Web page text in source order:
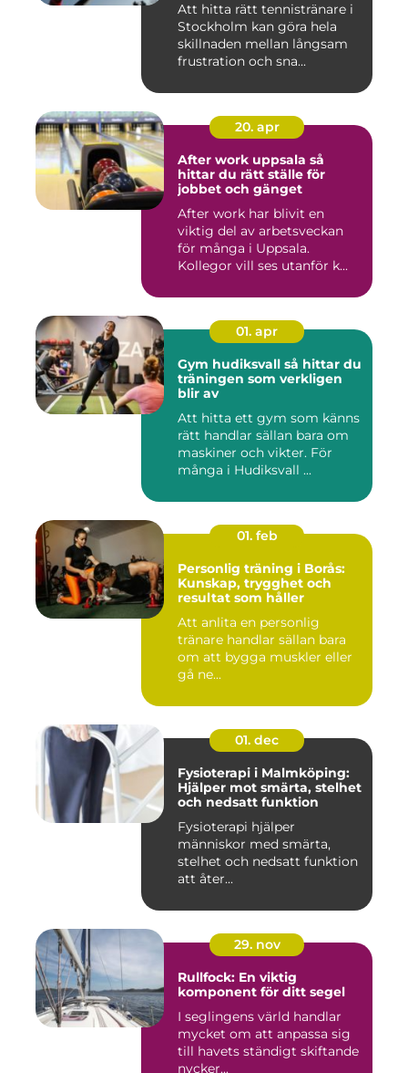
Att hitta rätt tennistränare i
Stockholm kan göra hela
skillnaden mellan långsam
frustration och sna...
20. apr
After work uppsala så
hittar du rätt ställe för
jobbet och gänget
After work har blivit en
viktig del av arbetsveckan
för många i Uppsala.
Kollegor vill ses utanför k...
01. apr
Gym hudiksvall så hittar du
träningen som verkligen
blir av
Att hitta ett gym som känns
rätt handlar sällan bara om
maskiner och vikter. För
många i Hudiksvall ...
01. feb
Personlig träning i Borås:
Kunskap, trygghet och
resultat som håller
Att anlita en personlig
tränare handlar sällan bara
om att bygga muskler eller
gå ne...
01. dec
Fysioterapi i Malmköping:
Hjälper mot smärta, stelhet
och nedsatt funktion
Fysioterapi hjälper
människor med smärta,
stelhet och nedsatt funktion
att åter...
29. nov
Rullfock: En viktig
komponent för ditt segel
I seglingens värld handlar
mycket om att anpassa sig
till havets ständigt skiftande
nycker...